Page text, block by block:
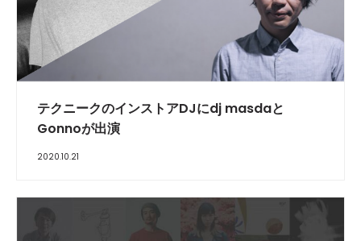
テクニークのインストアDJにdj masdaと
Gonnoが出演
2020.10.21